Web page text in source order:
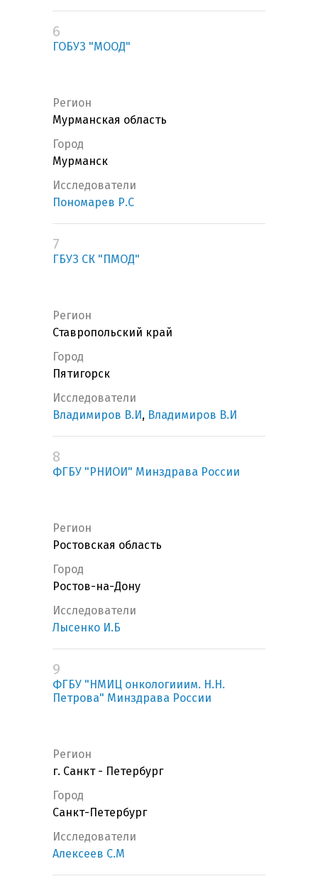
6
ГОБУЗ "МООД"
Регион
Мурманская область
Город
Мурманск
Исследователи
Пономарев Р.С
7
ГБУЗ СК "ПМОД"
Регион
Ставропольский край
Город
Пятигорск
Исследователи
Владимиров В.И, Владимиров В.И
8
ФГБУ "РНИОИ" Минздрава России
Регион
Ростовская область
Город
Ростов-на-Дону
Исследователи
Лысенко И.Б
9
ФГБУ "НМИЦ онкологииим. Н.Н.
Петрова" Минздрава России
Регион
г. Санкт - Петербург
Город
Санкт-Петербург
Исследователи
Алексеев С.М